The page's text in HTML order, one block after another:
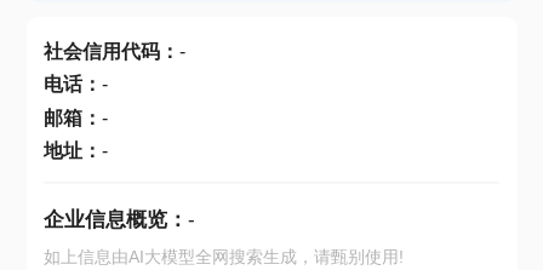
社会信用代码： -
电话： -
邮箱： -
地址： -
企业信息概览： -
如上信息由AI大模型全网搜索生成，请甄别使用!